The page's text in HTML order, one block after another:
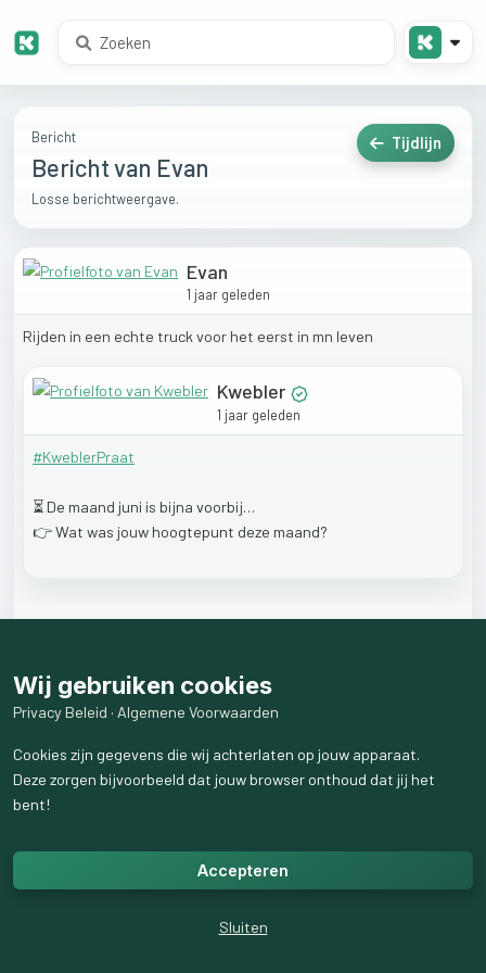
Bericht
Bericht van Evan
Losse berichtweergave.
Tijdlijn
Evan
1 jaar geleden
Rijden in een echte truck voor het eerst in mn leven
Kwebler
1 jaar geleden
#KweblerPraat
⏳ De maand juni is bijna voorbij…
👉Wat was jouw hoogtepunt deze maand?
5reactiesweergeven
Wij gebruiken cookies
Privacy Beleid · Algemene Voorwaarden
Cookies zijn gegevens die wij achterlaten op jouw apparaat.
Deze zorgen bijvoorbeeld dat jouw browser onthoud dat jij het
bent!
Accepteren
Sluiten